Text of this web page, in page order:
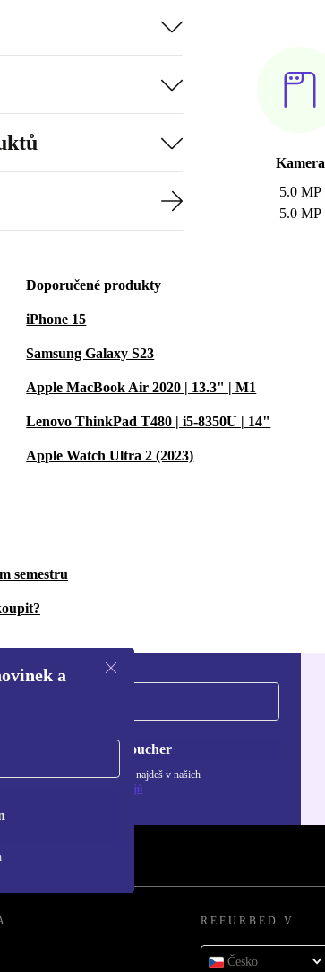
Kamera
5.0 MP
5.0 MP
Doporučené produkty
iPhone 15
Samsung Galaxy S23
Apple MacBook Air 2020 | 13.3" | M1
Lenovo ThinkPad T480 | i5-8350U | 14"
Apple Watch Ultra 2 (2023)
semestru
a
Chci voucher
o použití osobních údajů najdeš v našich
ochrany osobních údajů.
REFURBED V
Česko